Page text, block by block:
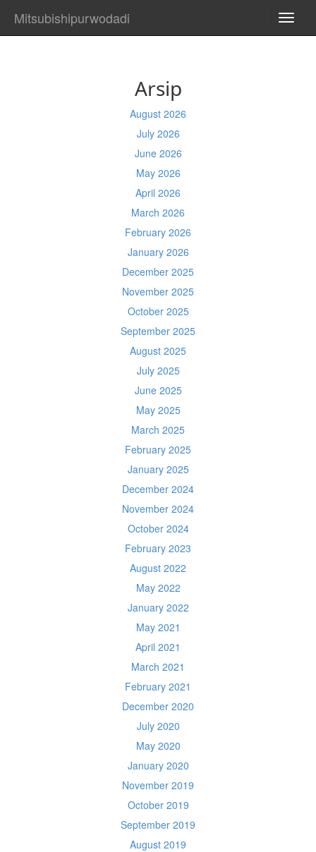
Mitsubishipurwodadi
Arsip
August 2026
July 2026
June 2026
May 2026
April 2026
March 2026
February 2026
January 2026
December 2025
November 2025
October 2025
September 2025
August 2025
July 2025
June 2025
May 2025
March 2025
February 2025
January 2025
December 2024
November 2024
October 2024
February 2023
August 2022
May 2022
January 2022
May 2021
April 2021
March 2021
February 2021
December 2020
July 2020
May 2020
January 2020
November 2019
October 2019
September 2019
August 2019